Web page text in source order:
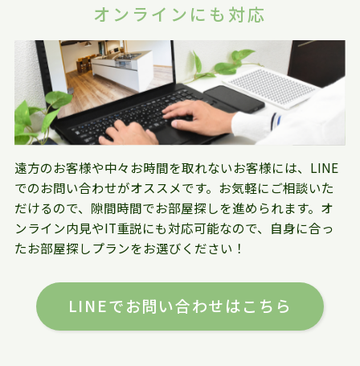
オンラインにも対応
遠方のお客様や中々お時間を取れないお客様には、LINE
でのお問い合わせがオススメです。お気軽にご相談いた
だけるので、隙間時間でお部屋探しを進められます。オ
ンライン内見やIT重説にも対応可能なので、自身に合っ
たお部屋探しプランをお選びください！
LINEでお問い合わせはこちら